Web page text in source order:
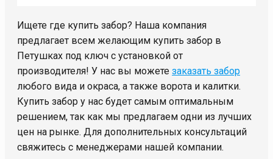
Ищете где купить забор? Наша компания
предлагает всем желающим купить забор в
Петушках под ключ с установкой от
производителя! У нас вы можете заказать забор
любого вида и окраса, а также ворота и калитки.
Купить забор у нас будет самым оптимальным
решением, так как мы предлагаем одни из лучших
цен на рынке. Для дополнительных консультаций
свяжитесь с менеджерами нашей компании.